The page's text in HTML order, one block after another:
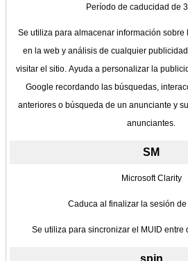
Período de caducidad de 3
Se utiliza para almacenar información
en la web y análisis de cualquier
visitar el sitio. Ayuda a personalizar la
Google recordando las búsquedas,
anteriores o búsqueda de un anunciante y
anunciantes.
SM
Microsoft Clarity
Caduca al finalizar la sesión de
Se utiliza para sincronizar el MUID entre
spin